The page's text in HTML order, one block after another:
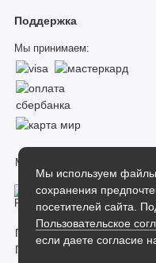
Мы используем файлы
сохранения
посетителей сайта.
Пользовательское
если даете согласие
Поддержка
Мы принимаем:
Мы в соцсетях:
Пользовательское
Политика